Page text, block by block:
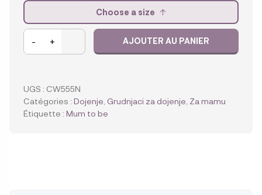
Choose a size
quantité
de
za
spavanje/dojenje
-
crni
- + AJOUTER AU PANIER
UGS : CW555N
Catégories : Dojenje Grudnjaci za dojenje Za mamu
Étiquette : Mum to be